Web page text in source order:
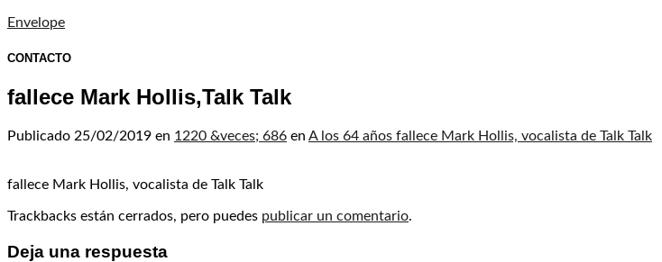
Envelope
CONTACTO
fallece Mark Hollis,Talk Talk
Publicado 25/02/2019 en 1220 &veces; 686 en A los 64 años fallece Mark Hollis, vocalista de Talk Talk
fallece Mark Hollis, vocalista de Talk Talk
Trackbacks están cerrados, pero puedes publicar un comentario.
Deja una respuesta